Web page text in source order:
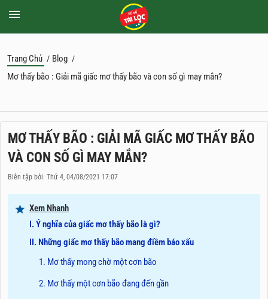
Trang Chủ / Blog /
Mơ thấy bão : Giải mã giấc mơ thấy bão và con số gì may mắn?
MƠ THẤY BÃO : GIẢI MÃ GIẤC MƠ THẤY BÃO
VÀ CON SỐ GÌ MAY MẮN?
Biên tập bởi: Thứ 4, 04/08/2021 17:07
Xem Nhanh
I. Ý nghĩa của giấc mơ thấy bão là gì?
II. Những giấc mơ thấy bão mang điềm báo xấu
1. Mơ thấy mong chờ một cơn bão
2. Mơ thấy một cơn bão đang đến gần